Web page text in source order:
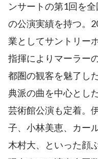
ンサートの第1回を
の公演実績を持つ。
業としてサントリー
指揮によりマーラー
都圏の観客を魅了し
典派の曲を中心とし
芸術館公演も定着。
子、小林美恵、カー
木村大、といった顔